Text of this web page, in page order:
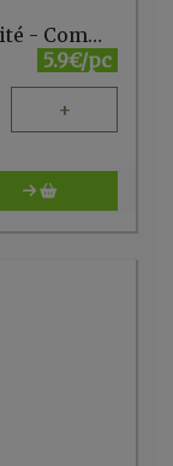
Baume à lèvres au beurre de karité - Comme Avant
5.9€/pc
+